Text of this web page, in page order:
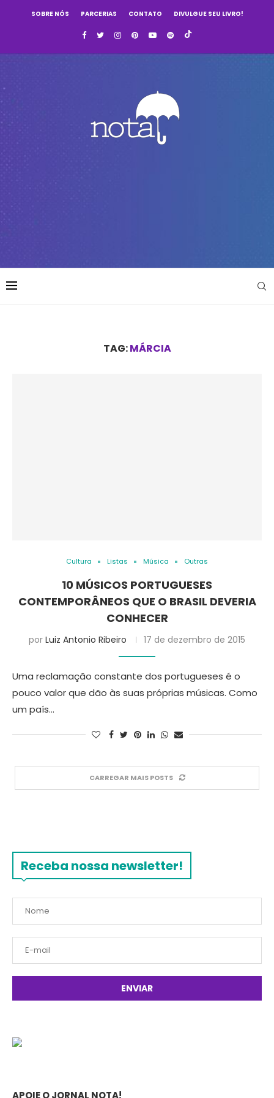
SOBRE NÓS PARCERIAS CONTATO DIVULGUE SEU LIVRO!
TAG:MÁRCIA
Cultura Listas Música Outras
10 MÚSICOS PORTUGUESES
CONTEMPORÂNEOS QUE O BRASIL DEVERIA
CONHECER
por Luiz Antonio Ribeiro 17 de dezembro de 2015
Uma reclamação constante dos portugueses é o
pouco valor que dão às suas próprias músicas. Como
um país…
CARREGAR MAIS POSTS
Receba nossa newsletter!
APOIE O JORNAL NOTA!